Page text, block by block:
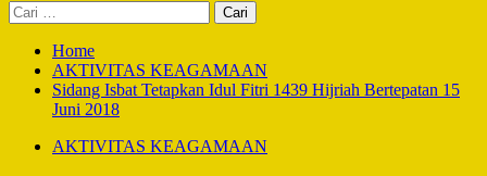
Cari
untuk:
Home
AKTIVITAS KEAGAMAAN
Sidang Isbat Tetapkan Idul Fitri 1439 Hijriah Bertepatan 15
Juni 2018
AKTIVITAS KEAGAMAAN